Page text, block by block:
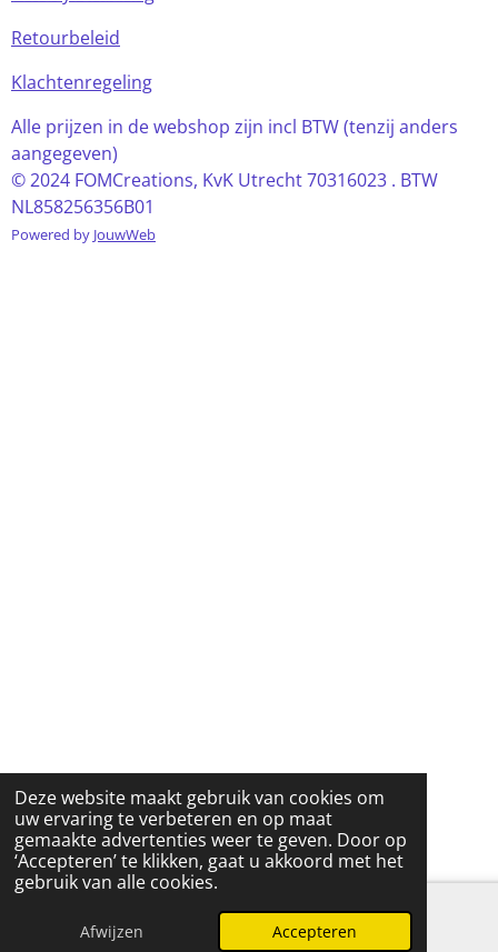
Deze website maakt gebruik van cookies om
uw ervaring te verbeteren en op maat
gemaakte advertenties weer te geven. Door op
‘Accepteren’ te klikken, gaat u akkoord met het
gebruik van alle cookies.
Afwijzen Accepteren
Retourbeleid
Klachtenregeling
Alle prijzen in de webshop zijn incl BTW (tenzij anders
aangegeven)
© 2024 FOMCreations, KvK Utrecht 70316023 . BTW
NL858256356B01
Powered by JouwWeb
E-mailadres